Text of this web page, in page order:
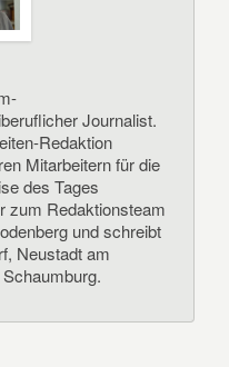
Journalist.
Redaktion
Mitarbeitern für die
des Tages
zum Redaktionsteam
und schreibt
Neustadt am